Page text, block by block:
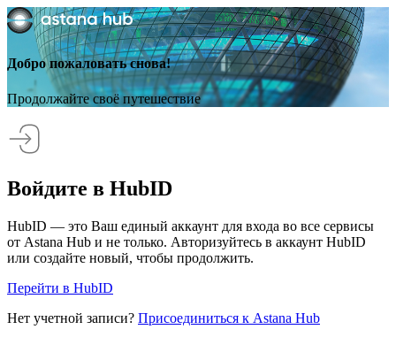
Добро пожаловать снова!
Продолжайте своё путешествие
Войдите в HubID
HubID — это Ваш единый аккаунт для входа во все сервисы
от Astana Hub и не только. Авторизуйтесь в аккаунт HubID
или создайте новый, чтобы продолжить.
Перейти в HubID
Нет учетной записи? Присоединиться к Astana Hub